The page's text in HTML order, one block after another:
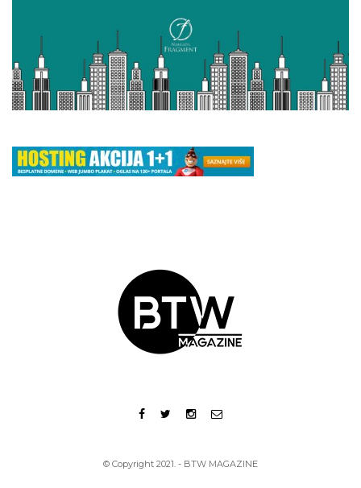
© Copyright 2021. - BTW MAGAZINE